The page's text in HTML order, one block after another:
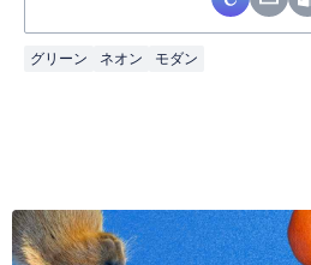
グリーン ネオン モダン